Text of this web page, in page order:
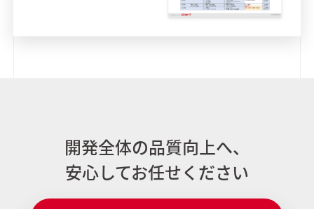
開発全体の品質向上へ、
安心してお任せください